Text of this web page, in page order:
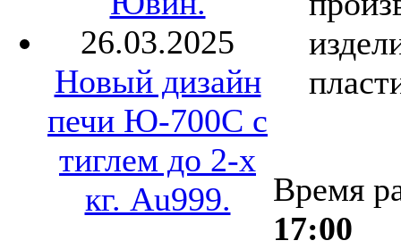
26.03.2025
Новый дизайн
печи Ю-700С с
тиглем до 2-х
кг. Au999.
Время
17:00